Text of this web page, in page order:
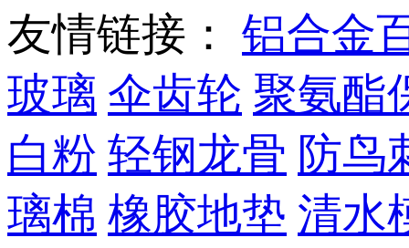
友情链接： 铝合金
玻璃 伞齿轮 聚氨酯
白粉 轻钢龙骨 防鸟
璃棉 橡胶地垫 清水